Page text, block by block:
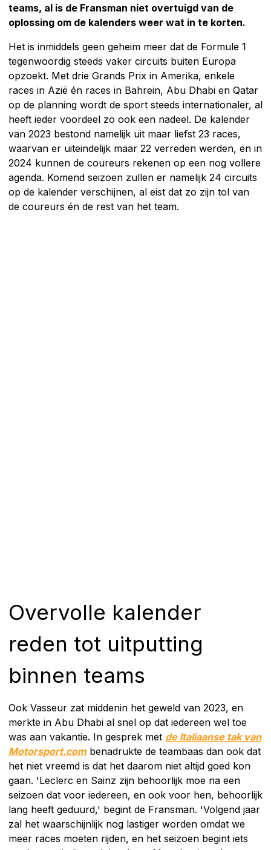
teams, al is de Fransman niet overtuigd van de
oplossing om de kalenders weer wat in te korten.
Het is inmiddels geen geheim meer dat de Formule 1
tegenwoordig steeds vaker circuits buiten Europa
opzoekt. Met drie Grands Prix in Amerika, enkele
races in Azië én races in Bahrein, Abu Dhabi en Qatar
op de planning wordt de sport steeds internationaler, al
heeft ieder voordeel zo ook een nadeel. De kalender
van 2023 bestond namelijk uit maar liefst 23 races,
waarvan er uiteindelijk maar 22 verreden werden, en in
2024 kunnen de coureurs rekenen op een nog vollere
agenda. Komend seizoen zullen er namelijk 24 circuits
op de kalender verschijnen, al eist dat zo zijn tol van
de coureurs én de rest van het team.
Overvolle kalender
reden tot uitputting
binnen teams
Ook Vasseur zat middenin het geweld van 2023, en
merkte in Abu Dhabi al snel op dat iedereen wel toe
was aan vakantie. In gesprek met de Italiaanse tak van
Motorsport.combenadrukte de teambaas dan ook dat
het niet vreemd is dat het daarom niet altijd goed kon
gaan. 'Leclerc en Sainz zijn behoorlijk moe na een
seizoen dat voor iedereen, en ook voor hen, behoorlijk
lang heeft geduurd,' begint de Fransman. 'Volgend jaar
zal het waarschijnlijk nog lastiger worden omdat we
meer races moeten rijden, en het seizoen begint iets